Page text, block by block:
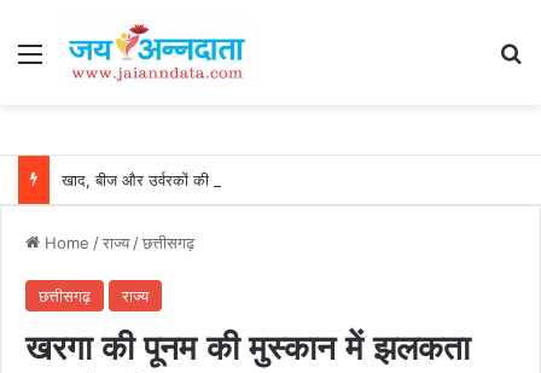
Menu
Home /राज्य/छत्तीसगढ़
छत्तीसगढ़ राज्य
खरगा की पूनम की मुस्कान में झलकता